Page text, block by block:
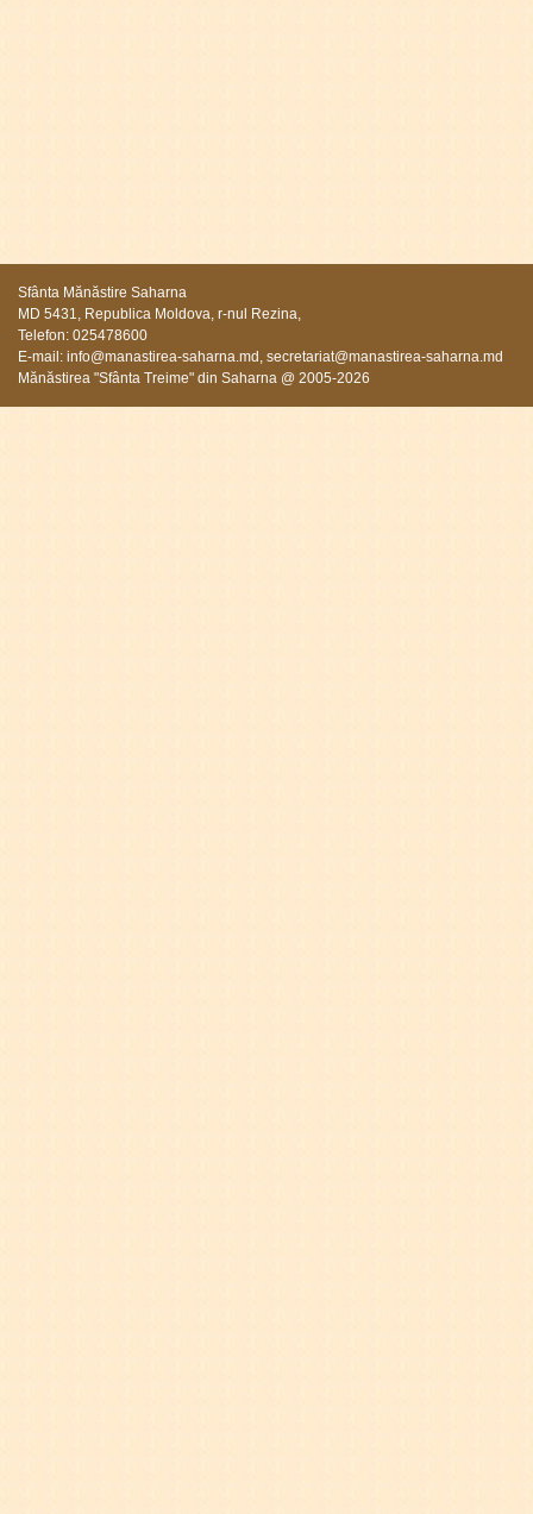
Sfânta Mănăstire Saharna
MD 5431, Republica Moldova, r-nul Rezina,
Telefon: 025478600
E-mail: info@manastirea-saharna.md secretariat@manastirea-saharna.md
Mănăstirea "Sfânta Treime" din Saharna @ 2005-2026